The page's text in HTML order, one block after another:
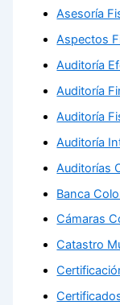
Asesoría
Aspectos
Auditoría
Auditoría
Auditoría
Auditoría
Auditorías
Banca
Cámaras
Catastro